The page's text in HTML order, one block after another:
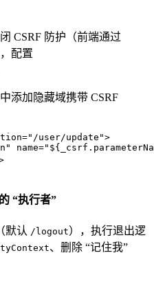
CSRF 防护（前端通过
配置
添加隐藏域携带 CSRF
="/user/update">
name=
“执行者”
默认 /logout），执行退出逻
、删除 “记住我”